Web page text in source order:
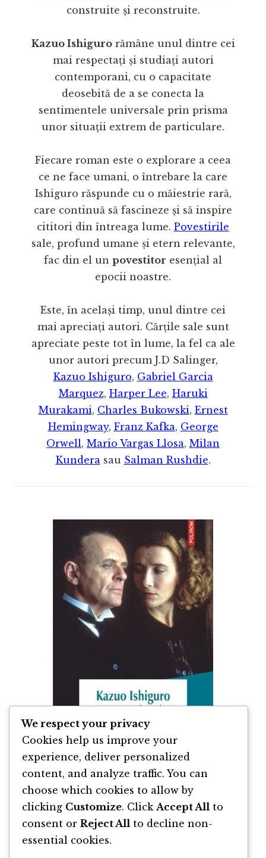
construite și reconstruite.
Kazuo Ishigurorămâne unul dintre cei
mai respectați și studiați autori
contemporani, cu o capacitate
deosebită de a se conecta la
sentimentele universale prin prisma
unor situații extrem de particulare.
Fiecare roman este o explorare a ceea
ce ne face umani, o întrebare la care
Ishiguro răspunde cu o măiestrie rară,
care continuă să fascineze și să inspire
cititori din întreaga lume. Povestirile
sale, profund umane și etern relevante,
fac din el un povestitor esențial al
epocii noastre.
Este, în același timp, unul dintre cei
mai apreciați autori. Cărțile sale sunt
apreciate peste tot în lume, la fel ca ale
unor autori precum J.D Salinger,
Kazuo Ishiguro, Gabriel Garcia
Marquez, Harper Lee, Haruki
Murakami, Charles Bukowski, Ernest
Hemingway, Franz Kafka, George
Orwell, Mario Vargas Llosa, Milan
Kundera sau Salman Rushdie.
Rămăsitele Zilei de Kazuo Ishiguro
By Kazuo Ishiguro
We respect your privacy
Cookies help us improve your
experience, deliver personalized
content, and analyze traffic. You can
choose which cookies to allow by
clicking Customize. Click Accept All to
consent or Reject All to decline non-
essential cookies.